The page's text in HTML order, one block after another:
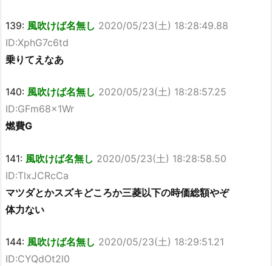
139: 風吹けば名無し 2020/05/23(土) 18:28:49.88
ID:XphG7c6td
乗りてえなあ
140: 風吹けば名無し 2020/05/23(土) 18:28:57.25
ID:GFm68x1Wr
燃費G
141: 風吹けば名無し 2020/05/23(土) 18:28:58.50
ID:TlxJCRcCa
マツダとかスズキどころか三菱以下の時価総額やぞ
体力ない
144: 風吹けば名無し 2020/05/23(土) 18:29:51.21
ID:CYQdOt2l0